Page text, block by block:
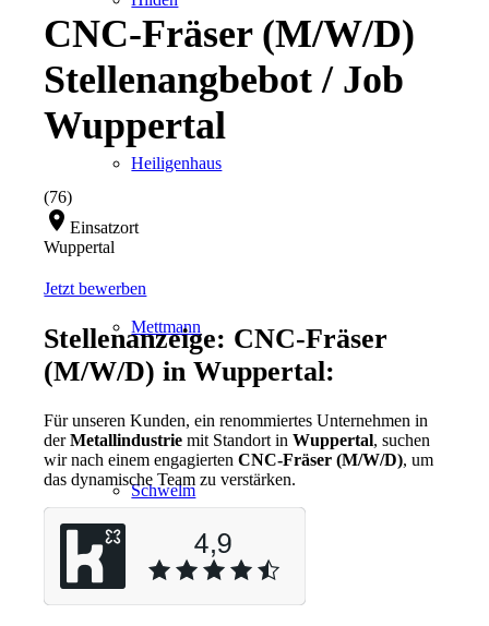
Heiligenhaus
Mettmann
Schwelm
CNC-Fräser (M/W/D)
Stellenangbebot / Job
Wuppertal
(76)
location_onEinsatzort
Wuppertal
Jetzt bewerben
Stellenanzeige: CNC-Fräser
(M/W/D) in Wuppertal:
Für unseren Kunden, ein renommiertes Unternehmen in
derMetallindustriemit Standort inWuppertal, suchen
wir nach einem engagiertenCNC-Fräser (M/W/D), um
das dynamische Team zu verstärken.